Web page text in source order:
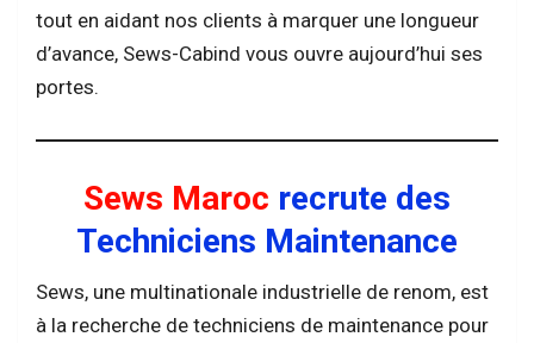
tout en aidant nos clients à marquer une longueur
d’avance, Sews-Cabind vous ouvre aujourd’hui ses
portes.
Sews Maroc recrute des
Techniciens Maintenance
Sews, une multinationale industrielle de renom, est
à la recherche de techniciens de maintenance pour